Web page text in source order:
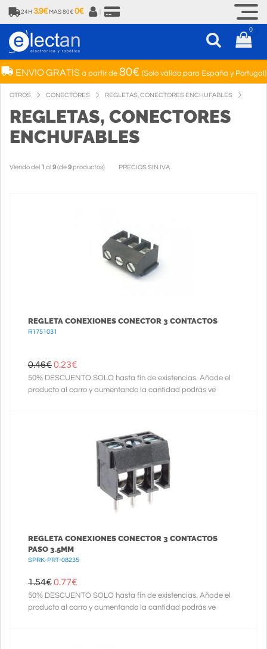
24H 3.9€ MAS 80€ 0€
0
ENVIO GRATISa partir de 80€ (Solo válido para España y Portugal)
OTROS CONECTORES REGLETAS, CONECTORES ENCHUFABLES
REGLETAS, CONECTORES
ENCHUFABLES
Viendo del 1 al 9(de9productos) PRECIOS SIN IVA
REGLETA CONEXIONES CONECTOR 3 CONTACTOS
R1751031
0.46€0.23€
50% DESCUENTO SOLO hasta fin de existencias. Añade el
producto al carro y aumentando la cantidad podrás ve
REGLETA CONEXIONES CONECTOR 3 CONTACTOS
PASO 3.5MM
SPRK-PRT-08235
1.54€0.77€
50% DESCUENTO SOLO hasta fin de existencias. Añade el
producto al carro y aumentando la cantidad podrás ve